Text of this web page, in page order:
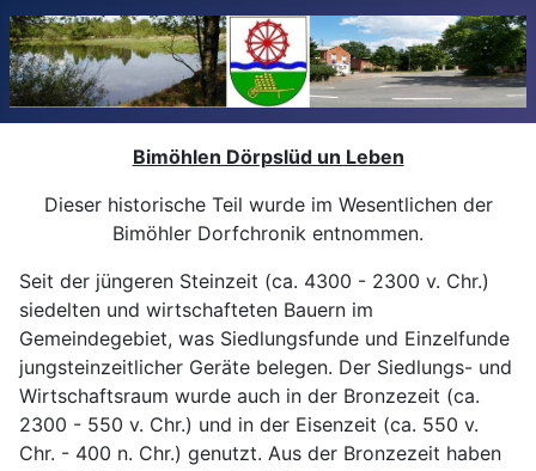
Bimöhlen Dörpslüd un Leben
Dieser historische Teil wurde im Wesentlichen der
Bimöhler Dorfchronik entnommen.
Seit der jüngeren Steinzeit (ca. 4300 - 2300 v. Chr.)
siedelten und wirtschafteten Bauern im
Gemeindegebiet, was Siedlungsfunde und Einzelfunde
jungsteinzeitlicher Geräte belegen. Der Siedlungs- und
Wirtschaftsraum wurde auch in der Bronzezeit (ca.
2300 - 550 v. Chr.) und in der Eisenzeit (ca. 550 v.
Chr. - 400 n. Chr.) genutzt. Aus der Bronzezeit haben